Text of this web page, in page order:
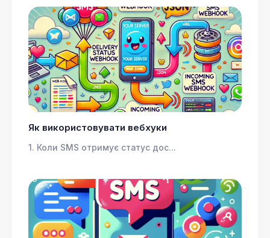
Як використовувати вебхуки
1. Коли SMS отримує статус дос...